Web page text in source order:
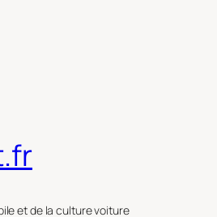
et de la culture voiture